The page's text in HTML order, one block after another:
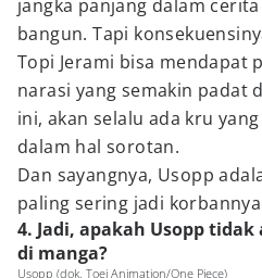
jangka panjang dalam
bangun. Tapi
Topi Jerami bisa mendapat
narasi yang semakin padat
ini, akan selalu ada kru
dalam hal sorotan.
Dan sayangnya, Usopp
paling sering jadi
4. Jadi, apakah Usopp
di manga?
Usopp (dok. Toei Animation/One Piece)